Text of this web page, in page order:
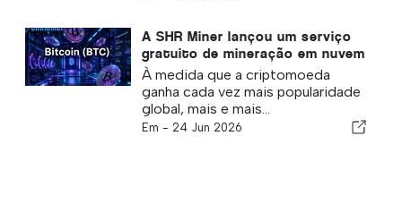
A SHR Miner lançou um serviço
gratuito de mineração em nuvem
para detentores de BTC, XRP e
ETH, oferecendo ganhos diários
de $17.700 ou mais
À medida que a criptomoeda
ganha cada vez mais popularidade
global, mais e mais...
Em - 24 Jun 2026